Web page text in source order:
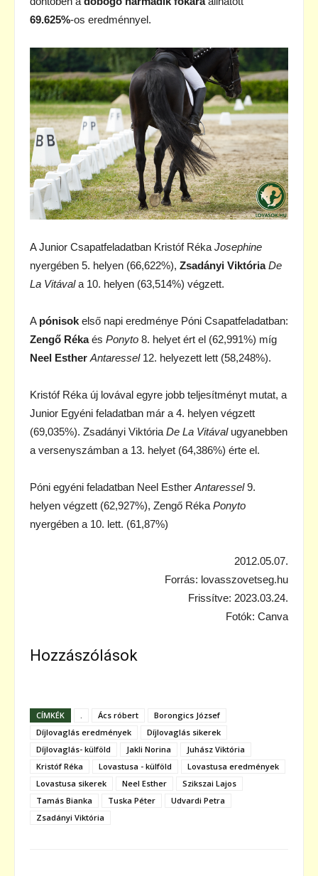
69.625%-os eredménnyel.
A Junior Csapatfeladatban Kristóf Réka Josephine
nyergében 5. helyen (66,622%), Zsadányi Viktória De
La Vitávala 10. helyen (63,514%) végzett.
A pónisok első napi eredménye Póni Csapatfeladatban:
Zengő Rékaés Ponyto 8. helyet ért el (62,991%) míg
Neel Esther Antaressel12. helyezett lett (58,248%).
Kristóf Réka új lovával egyre jobb teljesítményt mutat, a
Junior Egyéni feladatban már a 4. helyen végzett
(69,035%). Zsadányi Viktória De La Vitávalugyanebben
a versenyszámban a 13. helyet (64,386%) érte el.
Póni egyéni feladatban Neel Esther Antaressel9.
helyen végzett (62,927%), Zengő Réka Ponyto
nyergében a 10. lett. (61,87%)
2012.05.07.
Forrás: lovasszovetseg.hu
Frissítve: 2023.03.24.
Fotók: Canva
Hozzászólások
CÍMKÉK . Ács róbert
Borongics József
Díjlovaglás eredmények
Díjlovaglás sikerek
Díjlovaglás- külföld
Jakli Norina
Juhász Viktória
Kristóf Réka
Lovastusa - külföld
Lovastusa eredmények
Lovastusa sikerek
Neel Esther
Szikszai Lajos
Tamás Bianka
Tuska Péter
Udvardi Petra
Zsadányi Viktória